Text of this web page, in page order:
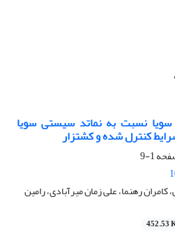
سویا نسبت به نماتد سیستی سویا
1-9
رهنما، علی زمان میرآبادی، رامین
452.53